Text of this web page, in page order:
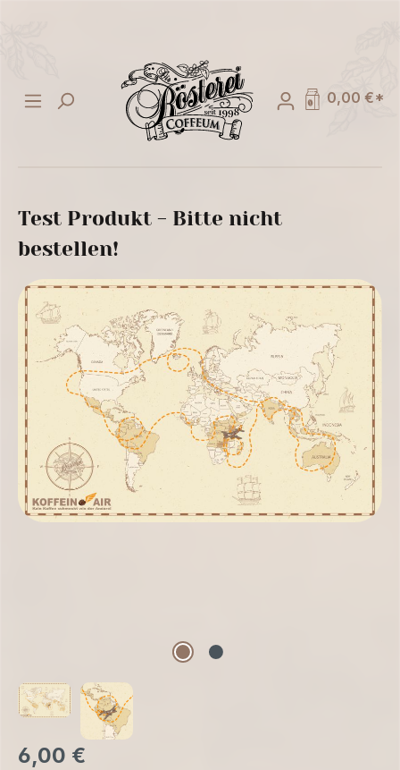
0,00 €*
Test Produkt - Bitte nicht
bestellen!
6,00 €